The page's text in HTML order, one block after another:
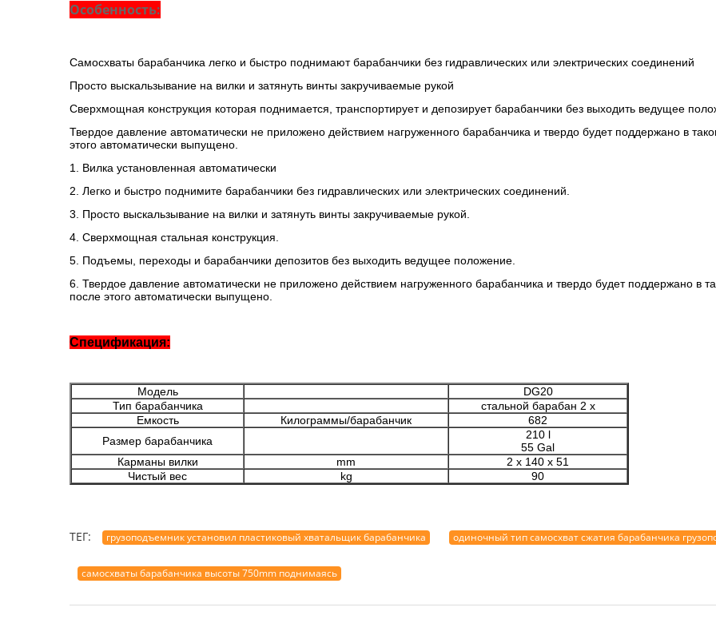
Особенность:
Самосхваты барабанчика легко и быстро поднимают барабанчики без гидравлических или электрических соединений
Просто выскальзывание на вилки и затянуть винты закручиваемые рукой
Сверхмощная конструкция которая поднимается, транспортирует и депозирует барабанчики без выходить ведущее
Твердое давление автоматически не приложено действием нагруженного барабанчика и твердо будет поддержано в
этого автоматически выпущено.
1. Вилка установленная автоматически
2. Легко и быстро поднимите барабанчики без гидравлических или электрических соединений.
3. Просто выскальзывание на вилки и затянуть винты закручиваемые рукой.
4. Сверхмощная стальная конструкция.
5. Подъемы, переходы и барабанчики депозитов без выходить ведущее положение.
6. Твердое давление автоматически не приложено действием нагруженного барабанчика и твердо будет поддержано
после этого автоматически выпущено.
Спецификация:
Модель
DG20
Тип барабанчика
стальной барабан 2 x
Емкость
Килограммы/барабанчик
682
Размер барабанчика
210 l
55 Gal
Карманы вилки
mm
2 x 140 x 51
Чистый вес
kg 90
ТЕГ: грузоподъемник установил пластиковый хватальщик барабанчика одиночный тип самосхват сжатия барабанчика
самосхваты барабанчика высоты 750mm поднимаясь